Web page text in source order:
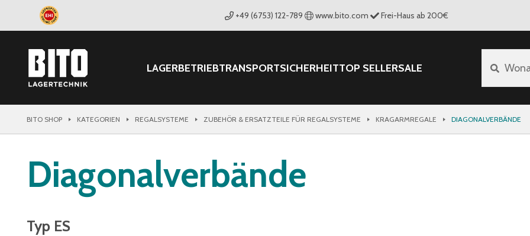
+49 (6753) 122-789 www.bito.com Frei-Haus ab 200€
LAGERBETRIEBTRANSPORTSICHERHEITTOP SELLERSALE
BITO SHOP KATEGORIEN REGALSYSTEME ZUBEHÖR & ERSATZTEILE FÜR REGALSYSTEME KRAGARMREGALE DIAGONALVERBÄNDE
Diagonalverbände
Typ ES